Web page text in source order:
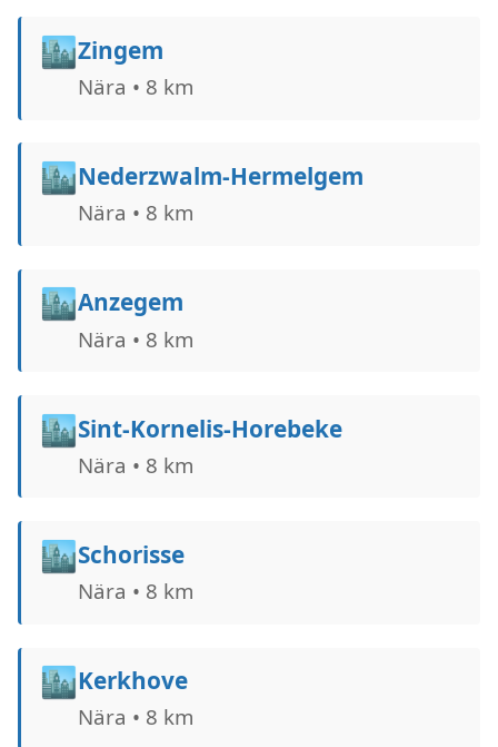
🏙️Zingem
Nära • 8 km
🏙️Nederzwalm-Hermelgem
Nära • 8 km
🏙️Anzegem
Nära • 8 km
🏙️Sint-Kornelis-Horebeke
Nära • 8 km
🏙️Schorisse
Nära • 8 km
🏙️Kerkhove
Nära • 8 km